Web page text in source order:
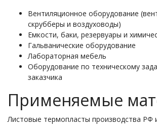
Вентиляционное оборудование
скрубберы и воздуховоды)
Емкости, баки, резервуары и
Гальванические оборудование
Лабораторная мебель
Оборудование по техническому
заказчика
Применяемые
Листовые термопласты производства РФ